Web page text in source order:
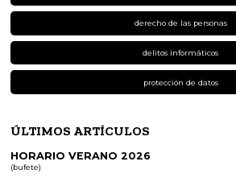
derecho de las personas
delitos informáticos
protección de datos
ÚLTIMOS ARTÍCULOS
HORARIO VERANO 2026
(bufete)